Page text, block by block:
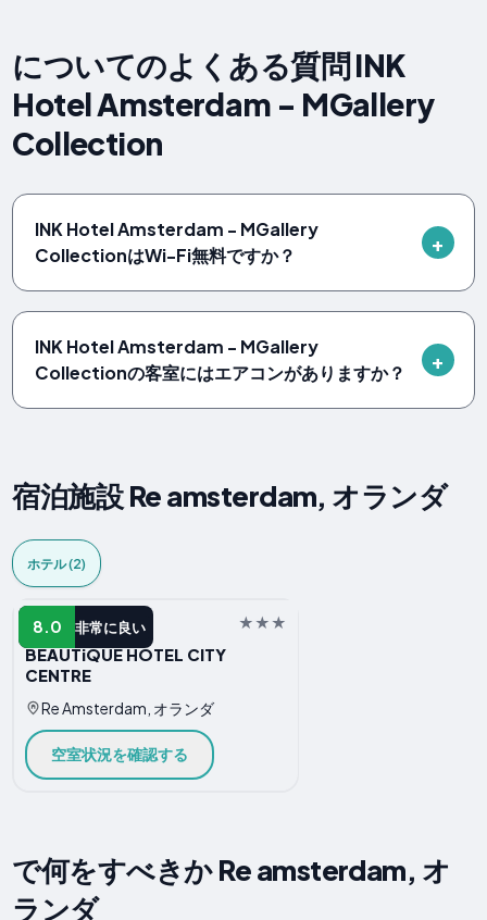
についてのよくある質問 INK
Hotel Amsterdam - MGallery
Collection
INK Hotel Amsterdam - MGallery
CollectionはWi-Fi無料ですか？
INK Hotel Amsterdam - MGallery
Collectionの客室にはエアコンがありますか？
宿泊施設 Re amsterdam, オランダ
ホテル (2)
8.0 非常に良い
ホテル
BEAUTiQUE HOTEL CITY
CENTRE
Re Amsterdam, オランダ
空室状況を確認する
で何をすべきか Re amsterdam, オ
ランダ